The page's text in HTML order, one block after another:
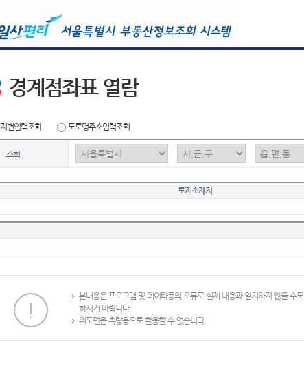
경계점좌표 열람
지번입력조회 도로명주소입력조회
조회
토지소재지
본내용은 프로그램 및 데이타등의 오류로 실제 내용과 일치하지 않을 수
하시기 바랍니다.
위도면은 측량용으로 활용할 수 없습니다.